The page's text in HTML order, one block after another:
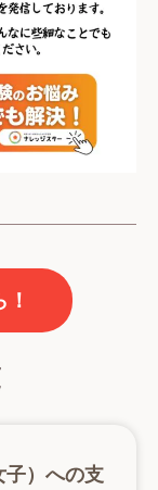
子）への支